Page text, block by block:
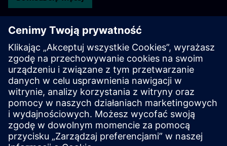
Przeglądaj zasoby
Pliki do pobrania
Broszura SiQuench